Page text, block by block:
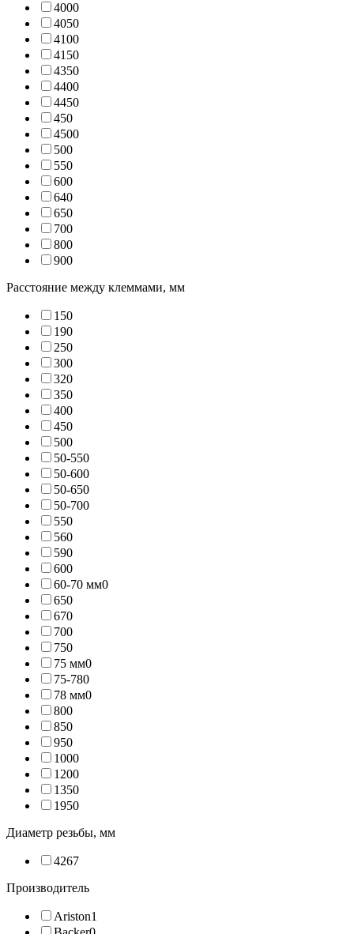
4000
4050
4100
4150
4350
4400
4450
450
4500
500
550
600
640
650
700
800
900
Расстояние между клеммами, мм
150
190
250
300
320
350
400
450
500
50-550
50-600
50-650
50-700
550
560
590
600
60-70 мм0
650
670
700
750
75 мм0
75-780
78 мм0
800
850
950
1000
1200
1350
1950
Диаметр резьбы, мм
4267
Производитель
Ariston1